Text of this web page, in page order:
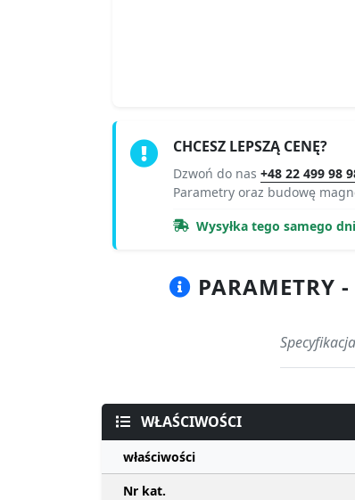
CHCESZ LEPSZĄ CENĘ?
Dzwoń do nas +48 22 499 98
Parametry oraz budowę
Wysyłka tego samego
PARAMETRY
WŁAŚCIWOŚCI
właściwości
Nr kat.